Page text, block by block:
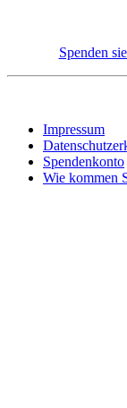
Spenden
Impressum
Spendenkonto
Wie kommen